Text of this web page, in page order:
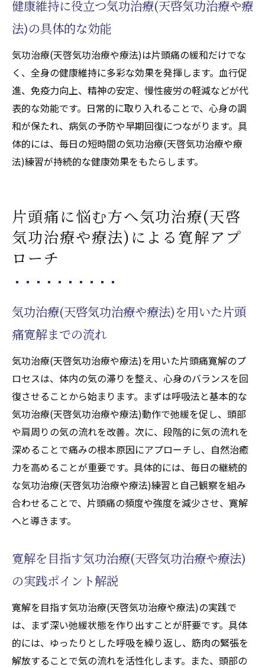
健康維持に役立つ気功治療(天啓気功治療や療
法)の具体的な効能
気功治療(天啓気功治療や療法)は片頭痛の緩和だけでな
く、全身の健康維持に多彩な効果を発揮します。血行促
進、免疫力向上、精神の安定、慢性疲労の軽減などが代
表的な効能です。日常的に取り入れることで、心身の調
和が保たれ、病気の予防や早期回復につながります。具
体的には、毎日の短時間の気功治療(天啓気功治療や療
法)練習が持続的な健康効果をもたらします。
片頭痛に悩む方へ気功治療(天啓
気功治療や療法)による寛解アプ
ローチ
気功治療(天啓気功治療や療法)を用いた片頭
痛寛解までの流れ
気功治療(天啓気功治療や療法)を用いた片頭痛寛解のプ
ロセスは、体内の気の滞りを整え、心身のバランスを回
復させることから始まります。まずは呼吸法と基本的な
気功治療(天啓気功治療や療法)動作で弛緩を促し、頭部
や肩周りの気の流れを改善。次に、段階的に気の流れを
深めることで痛みの根本原因にアプローチし、自然治癒
力を高めることが重要です。具体的には、毎日の継続的
な気功治療(天啓気功治療や療法)練習と自己観察を組み
合わせることで、片頭痛の頻度や強度を減少させ、寛解
へと導きます。
寛解を目指す気功治療(天啓気功治療や療法)
の実践ポイント解説
寛解を目指す気功治療(天啓気功治療や療法)の実践で
は、まず深い弛緩状態を作り出すことが肝要です。具体
的には、ゆったりとした呼吸を繰り返し、筋肉の緊張を
解放することで気の流れを活性化します。また、頭部の